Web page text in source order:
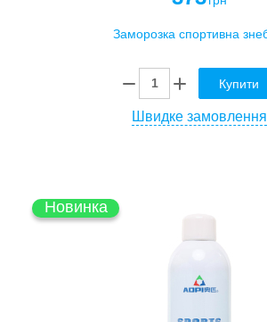
Купити
Швидке замовлення
Новинка